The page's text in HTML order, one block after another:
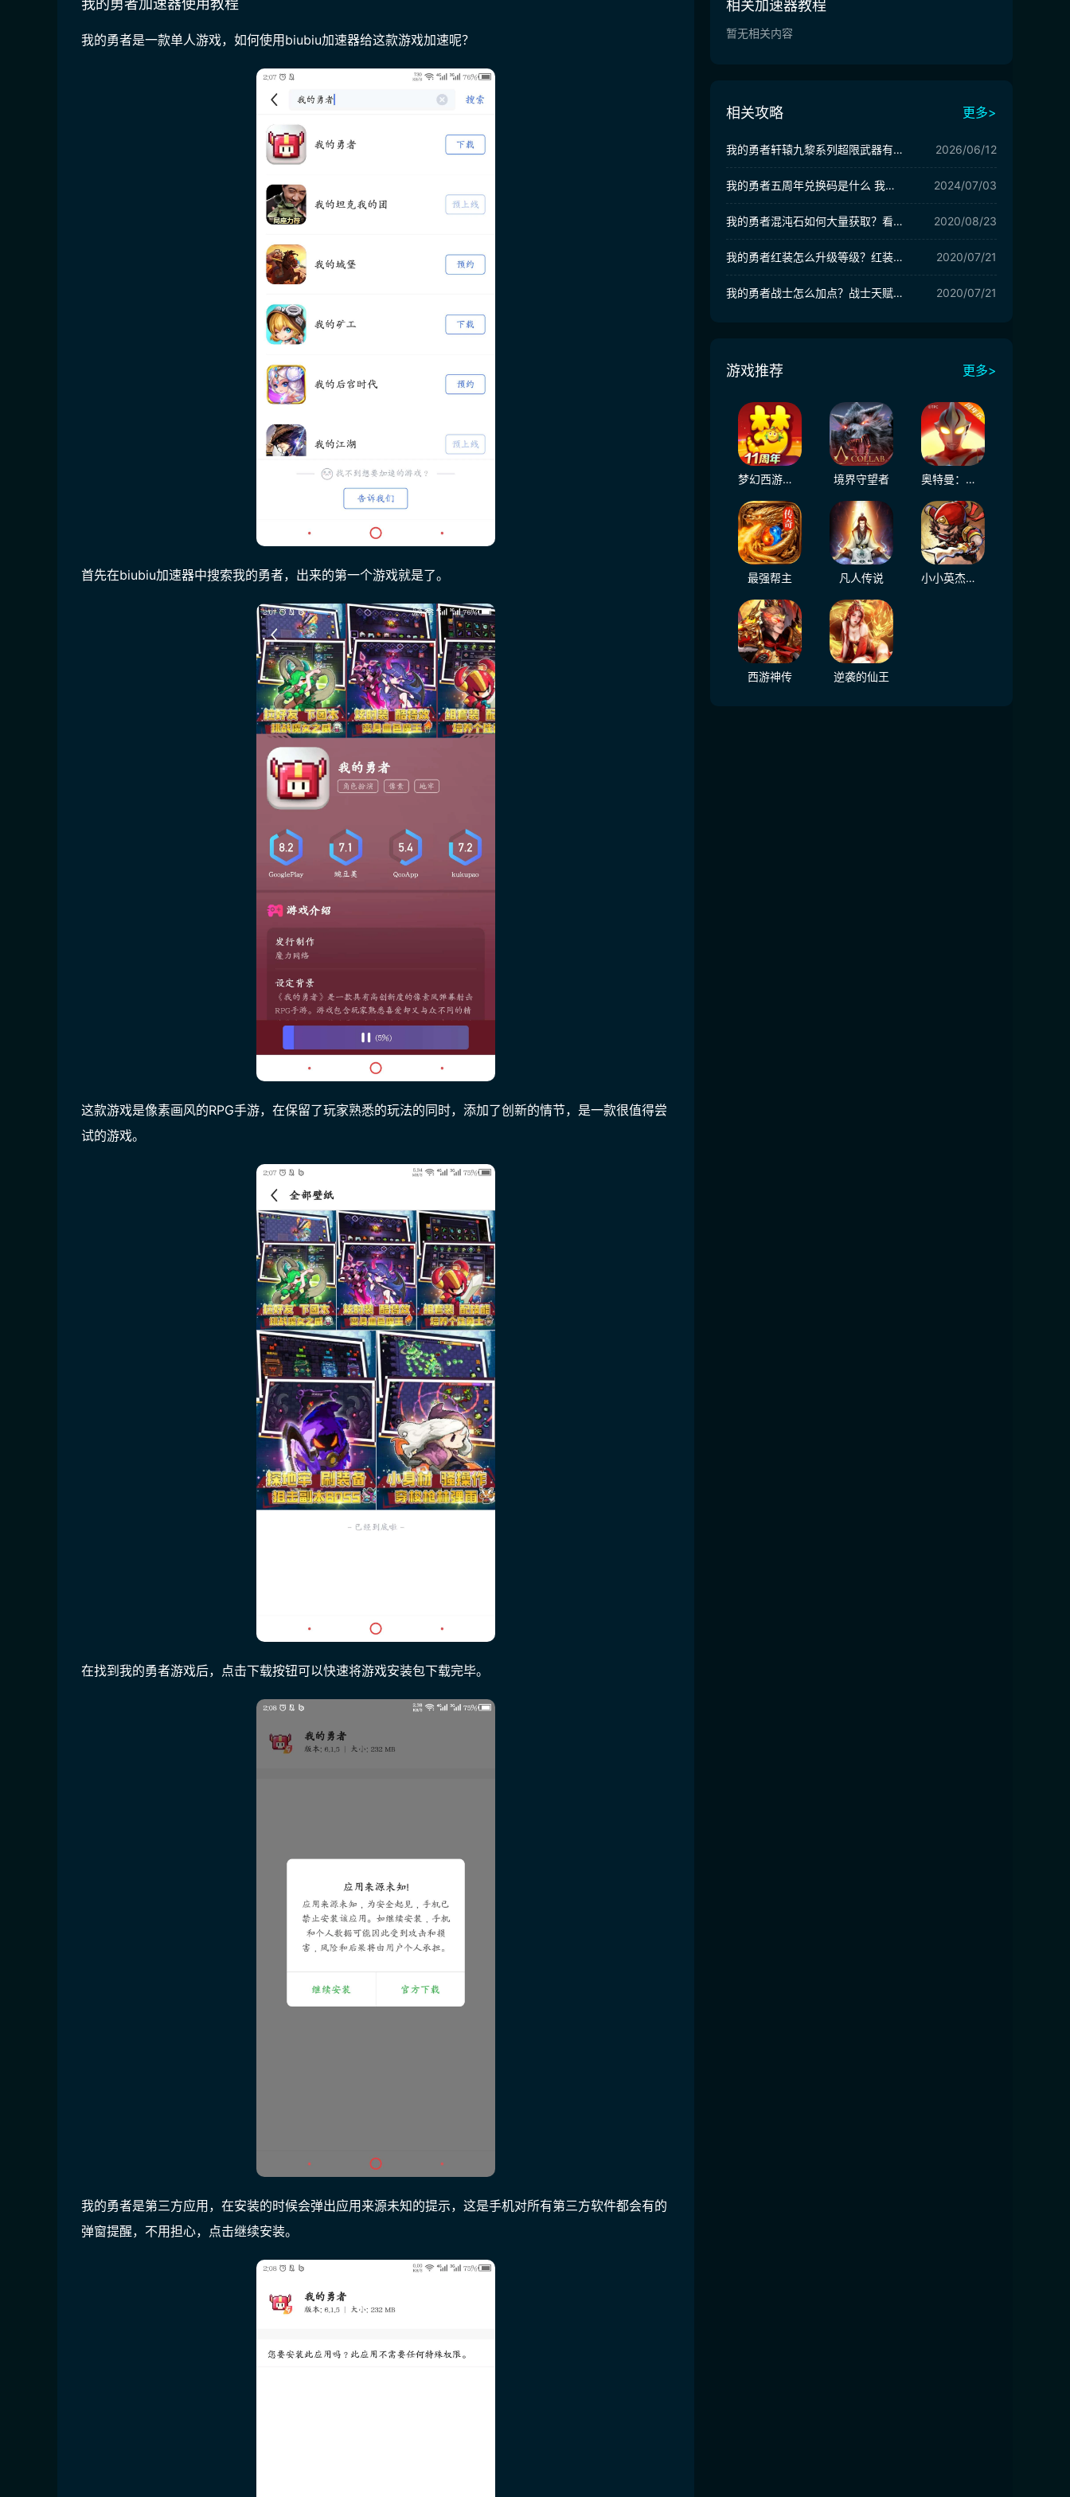
我的勇者加速器使用教程
我的勇者是一款单人游戏，如何使用biubiu加速器给这款游戏加速呢？
首先在biubiu加速器中搜索我的勇者，出来的第一个游戏就是了。
这款游戏是像素画风的RPG手游，在保留了玩家熟悉的玩法的同时，添加了创新的情节，是一款很值得尝
试的游戏。
在找到我的勇者游戏后，点击下载按钮可以快速将游戏安装包下载完毕。
我的勇者是第三方应用，在安装的时候会弹出应用来源未知的提示，这是手机对所有第三方软件都会有的
弹窗提醒，不用担心，点击继续安装。
相关加速器教程
暂无相关内容
相关攻略 更多>
我的勇者轩辕九黎系列超限武器有哪些 我的勇者轩辕九黎系列超限武器介绍 2026/06/12
我的勇者五周年兑换码是什么 我的勇者五周年礼包码介绍 2024/07/03
我的勇者混沌石如何大量获取？看了这些你就明白！ 2020/08/23
我的勇者红装怎么升级等级？红装升级攻略分享 2020/07/21
我的勇者战士怎么加点？战士天赋加点推荐 2020/07/21
游戏推荐 更多>
梦幻西游（大陆服） 境界守望者 奥特曼：超时空英雄
最强帮主 凡人传说 小小英杰：合战天下
西游神传 逆袭的仙王